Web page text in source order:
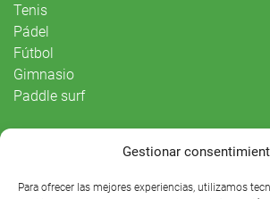
Gestionar
Para ofrecer las mejores experiencias, utilizamos
Tenis
Pádel
Fútbol
Gimnasio
Paddle surf
Agenda